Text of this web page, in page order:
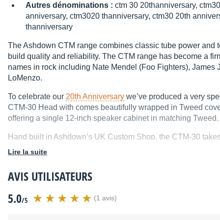
Autres dénominations : ctm 30 20thanniversary,
anniversary, ctm3020 thanniversary, ctm30 20th
thanniversary
The Ashdown CTM range combines classic tube power and
build quality and reliability. The CTM range has become a
names in rock including Nate Mendel (Foo Fighters), James
LoMenzo.
To celebrate our 20th Anniversary we’ve produced a very
CTM-30 Head with comes beautifully wrapped in Tweed
offering a single 12-inch speaker cabinet in matching Tweed.
Hand built in Ashdown’s UK Custom Shop, the CTM-30
of the past. The 30-watt CTM-30 brings classic all-tube tone
Ashdown’s CTM-30 head has a 30-watt EL84 power section
with the additional flexibility of ‘Mid Shift’, ‘Bass Shift’ and
Lire la suite
AVIS UTILISATEURS
5.0/5 (1 avis)